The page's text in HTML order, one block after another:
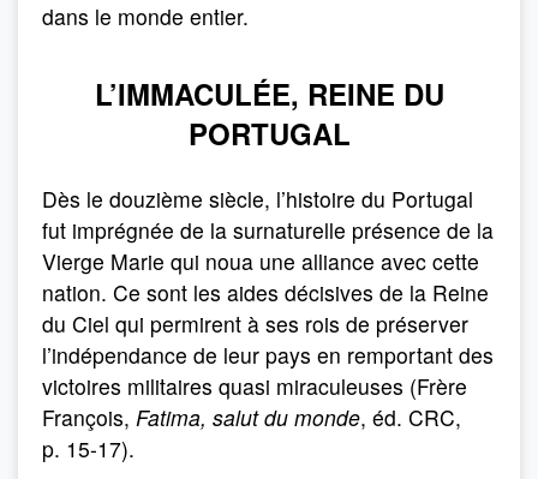
dans le monde entier.
L’IMMACULÉE, REINE DU
PORTUGAL
Dès le douzième siècle, l’histoire du Portugal
fut imprégnée de la surnaturelle présence de la
Vierge Marie qui noua une alliance avec cette
nation. Ce sont les aides décisives de la Reine
du Ciel qui permirent à ses rois de préserver
l’indépendance de leur pays en remportant des
victoires militaires quasi miraculeuses (Frère
François, Fatima, salut du monde, éd. CRC,
p. 15-17).